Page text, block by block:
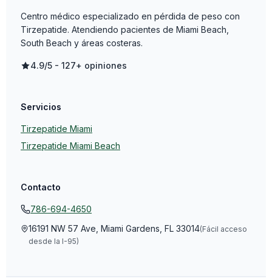
Centro médico especializado en pérdida de peso con
Tirzepatide. Atendiendo pacientes de Miami Beach,
South Beach y áreas costeras.
4.9/5 - 127+ opiniones
Servicios
Tirzepatide Miami
Tirzepatide Miami Beach
Contacto
786-694-4650
16191 NW 57 Ave, Miami Gardens, FL 33014(Fácil acceso
desde la I-95)